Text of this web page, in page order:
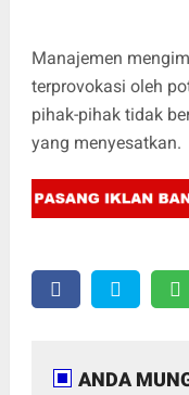
Manajemen
terprovokasi oleh
pihak-pihak tidak
yang menyesatkan.
ANDA